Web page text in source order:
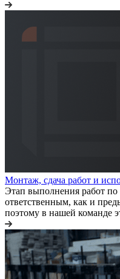
Монтаж, сдача работ и
Этап выполнения работ по
ответственным, как и
поэтому в нашей команде